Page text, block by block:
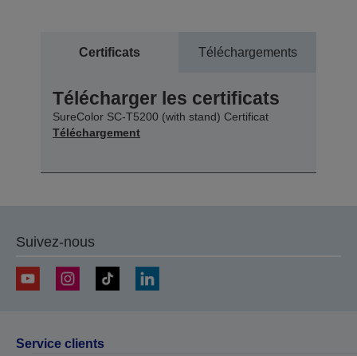
Certificats Téléchargements
Télécharger les certificats
SureColor SC-T5200 (with stand) Certificat
Téléchargement
Suivez-nous
Service clients